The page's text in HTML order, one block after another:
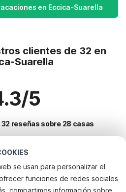
se usan para personalizar el
funciones de redes sociales
compartimos información sobre
en Eccica-Suarella
clientes de 32 en
Suarella
5
32 reseñas sobre 28 casas
para vacaciones
para vacaciones